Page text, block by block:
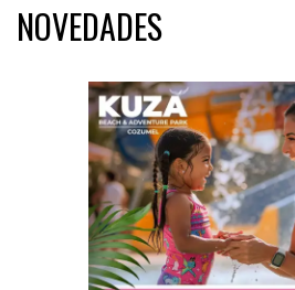
NOVEDADES